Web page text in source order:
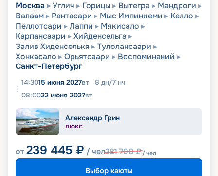
Москва Углич Горицы Вытегра
Мандроги
Валаам
Рантасари Мыс Импиниеми
Келло
Пеллотсари
Лаппи
Мякисало
Карпансаари
Хийденсельга
Залив Хиденселькя
Тулолансаари
Хонкасало
Орьятсаари
Воспоминаний
Санкт-Петербург
14:3015 июня 2027вт 8 дн/7 нч
08:0022 июня 2027вт
Александр Грин
ЛЮКС
от239 445 ₽ / чел281 700₽/ чел
Выбор каюты